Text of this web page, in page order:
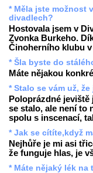
* Měla jste možnost
divadlech?
Hostovala jsem v
Zvonka Burkeho.
Činoherního klubu v
* Šla byste do
Máte nějakou
* Stalo se vám už,
Poloprázdné
se stalo, ale není to
spolu s inscenací,
* Jak se cítíte,když
Nejhůře je mi asi
že funguje hlas, je
* Máte nějaký lék na